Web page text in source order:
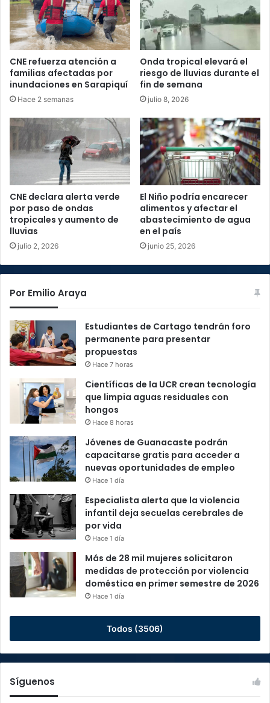
CNE refuerza atención a
familias afectadas por
inundaciones en Sarapiquí
Hace 2 semanas
Onda tropical elevará el
riesgo de lluvias durante el
fin de semana
julio 8, 2026
CNE declara alerta verde
por paso de ondas
tropicales y aumento de
lluvias
julio 2, 2026
El Niño podría encarecer
alimentos y afectar el
abastecimiento de agua
en el país
junio 25, 2026
Por Emilio Araya
Estudiantes de Cartago tendrán foro
permanente para presentar
propuestas
Hace 7 horas
Científicas de la UCR crean tecnología
que limpia aguas residuales con
hongos
Hace 8 horas
Jóvenes de Guanacaste podrán
capacitarse gratis para acceder a
nuevas oportunidades de empleo
Hace 1 día
Especialista alerta que la violencia
infantil deja secuelas cerebrales de
por vida
Hace 1 día
Más de 28 mil mujeres solicitaron
medidas de protección por violencia
doméstica en primer semestre de 2026
Hace 1 día
Todos (3506)
Síguenos